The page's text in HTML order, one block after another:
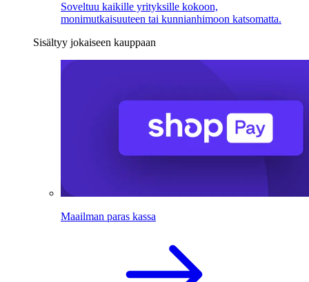
Soveltuu kaikille yrityksille kokoon,
monimutkaisuuteen tai kunnianhimoon katsomatta.
Sisältyy jokaiseen kauppaan
Maailman paras kassa